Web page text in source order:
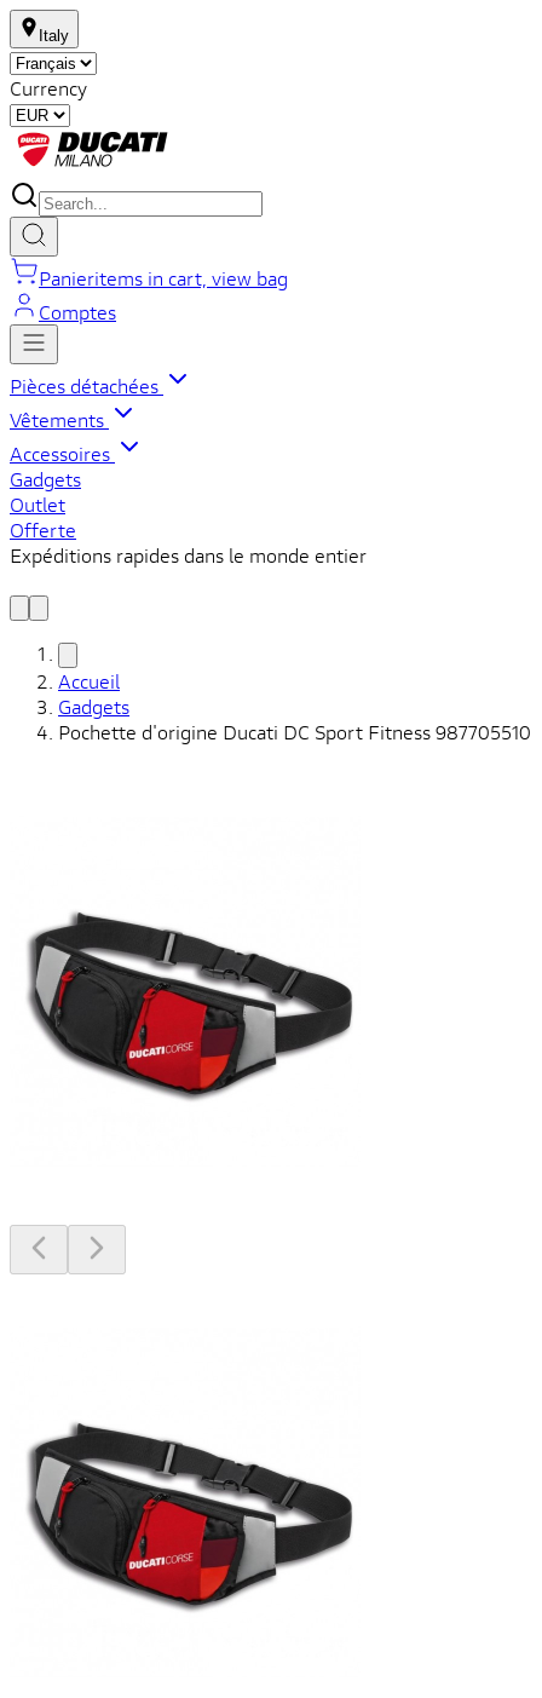
Italy
Currency
Panieritems in cart, view bag
Comptes
Pièces détachées
Vêtements
Accessoires
Gadgets
Outlet
Offerte
Expéditions rapides dans le monde entier
Accueil
Gadgets
Pochette d'origine Ducati DC Sport Fitness 987705510